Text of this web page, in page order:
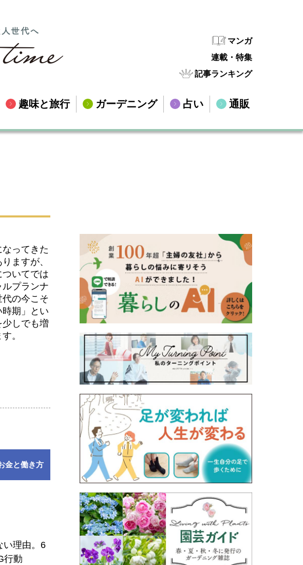
マンガ
連載・特集
記事ランキング
趣味と旅行 ガーデニング 占い 通販
ってきた
ますが、
いてでは
プランナ
の今こそ
期」とい
しでも増
。
金と働き方
い理由。6
行動